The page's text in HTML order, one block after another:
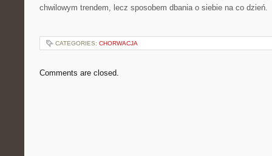
chwilowym trendem, lecz sposobem dbania o siebie na co dzień.
CATEGORIES: CHORWACJA
Comments are closed.